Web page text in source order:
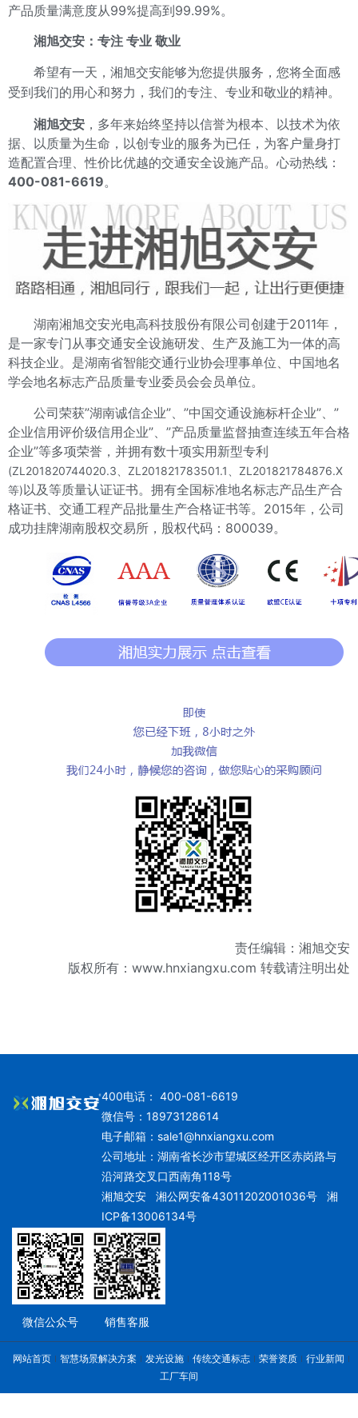
产品质量满意度从99%提高到99.99%。
湘旭交安 ：专注 专业 敬业
希望有一天，湘旭交安能够为您提供服务，您将全面感
受到我们的用心和努力，我们的专注、专业和敬业的精神。
湘旭交安 ，多年来始终坚持以信誉为根本、以技术为依
据、以质量为生命，以创专业的服务为已任，为客户量身打
造配置合理、性价比优越的交通安全设施产品。心动热线：
400-081-6619。
湖南湘旭交安光电高科技股份有限公司创建于2011年，
是一家专门从事交通安全设施研发、生产及施工为一体的高
科技企业。是湖南省智能交通行业协会理事单位、中国地名
学会地名标志产品质量专业委员会会员单位。
公司荣获”湖南诚信企业”、”中国交通设施标杆企业”、”
企业信用评价级信用企业”、”产品质量监督抽查连续五年合格
企业”等多项荣誉，并拥有数十项实用新型专利
(ZL201820744020.3、ZL201821783501.1、ZL201821784876.X
等)以及等质量认证证书。拥有全国标准地名标志产品生产合
格证书、交通工程产品批量生产合格证书等。2015年，公司
成功挂牌湖南股权交易所，股权代码：800039。
责任编辑：湘旭交安
版权所有： www.hnxiangxu.com 转载请注明出处
400电话： 400-081-6619
微信号：18973128614
电子邮箱： sale1@hnxiangxu.com
公司地址：湖南省长沙市望城区经开区赤岗路与
沿河路交叉口西南角118号
湘旭交安湘公网安备43011202001036号
湘
ICP备13006134号
微信公众号 销售客服
网站首页 智慧场景解决方案 发光设施 传统交通标志 荣誉资质
行业新闻
工厂车间